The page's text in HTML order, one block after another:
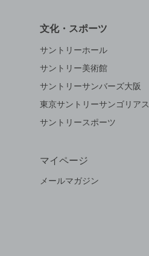
文化・スポーツ
サントリーホール
サントリー美術館
サントリーサンバーズ大阪
東京サントリーサンゴリアス
サントリースポーツ
マイページ
メールマガジン